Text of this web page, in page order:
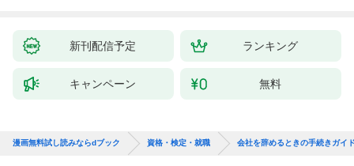
新刊配信予定 ランキング
キャンペーン 無料
漫画無料試し読みならdブック 資格・検定・就職 会社を辞めるときの手続きガイ